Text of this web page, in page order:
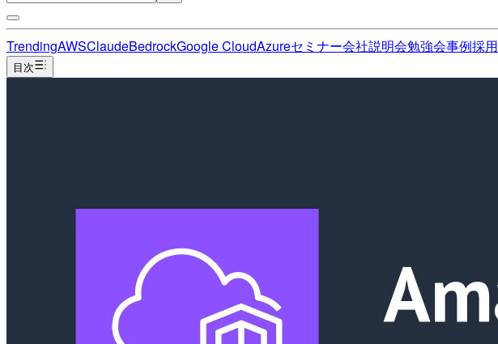
TrendingAWSClaudeBedrockGoogle CloudAzureセミナー会社説明会勉強会事例採用
目次